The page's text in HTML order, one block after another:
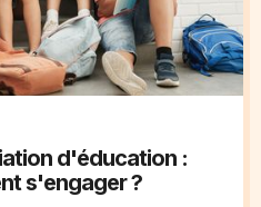
d'éducation :
s'engager ?